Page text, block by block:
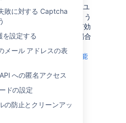
敗に対する Captcha
を設定する
メール アドレスの表
への匿名アクセス
ドの設定
の防止とクリーンアッ
を実行する場合は、 ユ
シームレスに移動できるよう
を保存] がデフォルトで有効
れを設定する必要がある場合
イン情報を記憶する」機能
。
テンツ
のキーは